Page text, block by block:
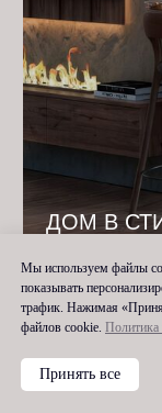
+7 (967) 205 03
mariadizzz@yandex.ru
Мы используем файлы
показывать
трафик. Нажимая
файлов cookie. Политика
Принять все